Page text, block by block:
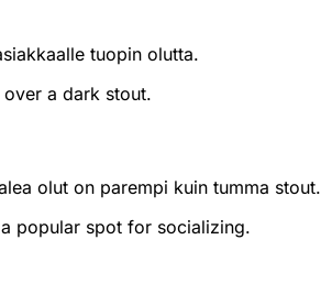
tuopin olutta.
a dark stout.
olut on parempi kuin tumma stout.
popular spot for socializing.